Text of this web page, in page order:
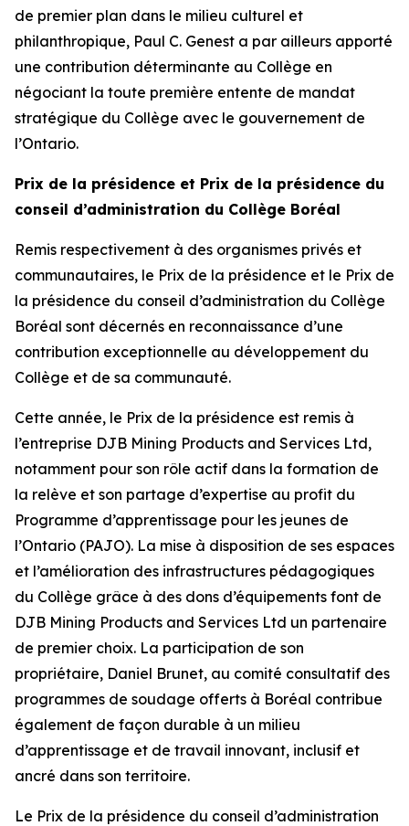
de premier plan dans le milieu culturel et
philanthropique, Paul C. Genest a par ailleurs apporté
une contribution déterminante au Collège en
négociant la toute première entente de mandat
stratégique du Collège avec le gouvernement de
l’Ontario.
Prix de la présidence et Prix de la présidence du
conseil d’administration du Collège Boréal
Remis respectivement à des organismes privés et
communautaires, le Prix de la présidence et le Prix de
la présidence du conseil d’administration du Collège
Boréal sont décernés en reconnaissance d’une
contribution exceptionnelle au développement du
Collège et de sa communauté.
Cette année, le Prix de la présidence est remis à
l’entreprise DJB Mining Products and Services Ltd,
notamment pour son rôle actif dans la formation de
la relève et son partage d’expertise au profit du
Programme d’apprentissage pour les jeunes de
l’Ontario (PAJO). La mise à disposition de ses espaces
et l’amélioration des infrastructures pédagogiques
du Collège grâce à des dons d’équipements font de
DJB Mining Products and Services Ltd un partenaire
de premier choix. La participation de son
propriétaire, Daniel Brunet, au comité consultatif des
programmes de soudage offerts à Boréal contribue
également de façon durable à un milieu
d’apprentissage et de travail innovant, inclusif et
ancré dans son territoire.
Le Prix de la présidence du conseil d’administration